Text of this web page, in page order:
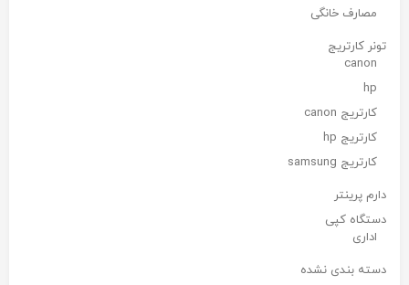
مصارف خانگی
تونر کارتریج
canon
hp
کارتریج canon
کارتریج hp
کارتریج samsung
دارم پرینتر
دستگاه کپی
اداری
دسته بندی نشده